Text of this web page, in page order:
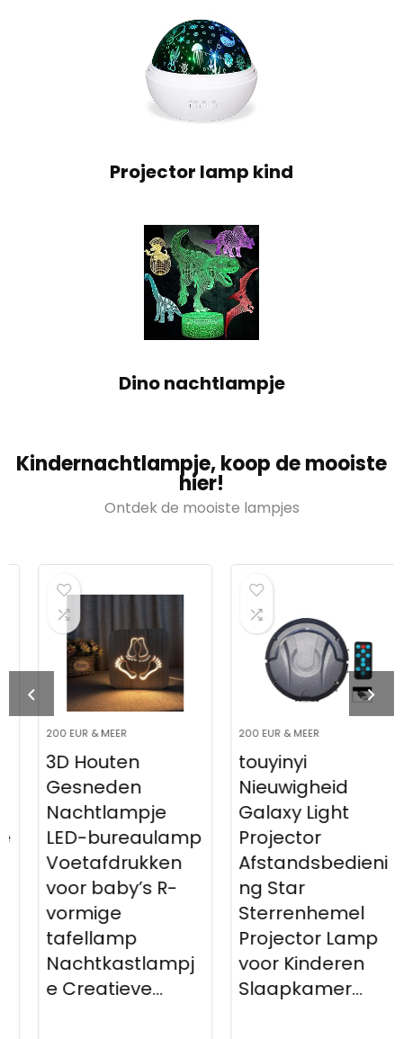
Projector lamp kind
Dino nachtlampje
Kindernachtlampje, koop de mooiste
hier!
Ontdek de mooiste lampjes
200 EUR & MEER
3D Houten
Gesneden
Nachtlampje
LED-bureaulamp
Voetafdrukken
voor baby’s R-
vormige
tafellamp
Nachtkastlampj
e Creatieve…
200 EUR & MEER
touyinyi
Nieuwigheid
Galaxy Light
Projector
Afstandsbedieni
ng Star
Sterrenhemel
Projector Lamp
voor Kinderen
Slaapkamer…